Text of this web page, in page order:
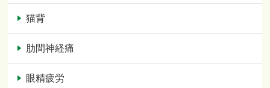
猫背
肋間神経痛
眼精疲労